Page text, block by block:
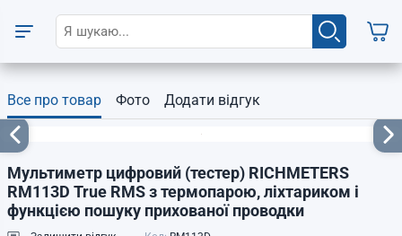
Все про товар Фото Додати відгук
Мультиметр цифровий (тестер) RICHMETERS
RM113D True RMS з термопарою, ліхтариком і
функцією пошуку прихованої проводки